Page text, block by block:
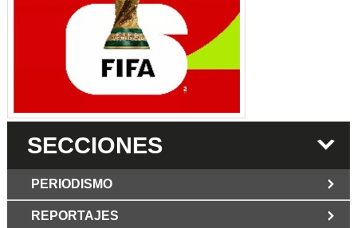
SECCIONES
PERIODISMO
REPORTAJES